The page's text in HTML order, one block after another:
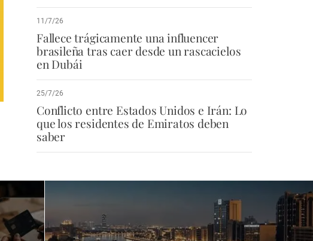
11/7/26
Fallece trágicamente una influencer
brasileña tras caer desde un rascacielos
en Dubái
25/7/26
Conflicto entre Estados Unidos e Irán: Lo
que los residentes de Emiratos deben
saber